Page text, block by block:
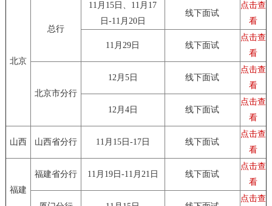
北京
总行
11月15日、11月17
日-11月20日
线下面试
点击查
看
11月29日 线下面试
点击查
看
北京市分行
12月5日 线下面试
点击查
看
12月4日 线下面试
点击查
看
山西 山西省分行 11月15日-17日 线下面试
点击查
看
福建
福建省分行 11月19日-11月21日 线下面试
点击查
看
点击查